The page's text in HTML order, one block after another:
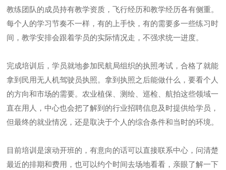
教练团队的成员持有教学资质，飞行经历和教学经历各有侧重。
每个人的学习节奏不一样，有的上手快，有的需要多一些练习时
间，教学安排会跟着学员的实际情况走，不强求统一进度。
完成培训后，学员就地参加民航局组织的执照考试，合格了就能
拿到民用无人机驾驶员执照。拿到执照之后能做什么，要看个人
的方向和市场的需要。农业植保、测绘、巡检、航拍这些领域一
直在用人，中心也会把了解到的行业招聘信息及时提供给学员，
但最终的就业情况，还是取决于个人的综合条件和当时的环境。
目前培训是滚动开班的，有意向的话可以直接联系中心，问清楚
最近的排期和费用，也可以约个时间去场地看看，亲眼了解一下